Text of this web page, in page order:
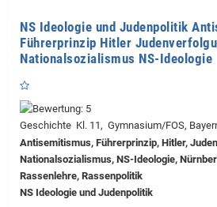
NS Ideologie und Judenpolitik
Führerprinzip Hitler
Nationalsozialismus NS-Ideologie
Geschichte Kl. 11, Gymnasium/FOS,
Antisemitismus, Führerprinzip, Hitler,
Nationalsozialismus, NS-Ideologie,
Rassenlehre, Rassenpolitik
NS Ideologie und Judenpolitik